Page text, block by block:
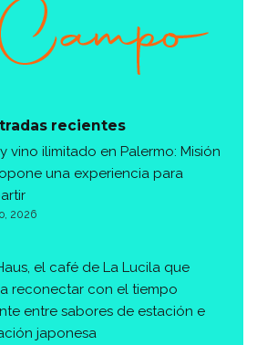
recientes
vino ilimitado en Palermo: Misión
una experiencia para
2026
el café de La Lucila que
reconectar con el tiempo
entre sabores de estación e
japonesa